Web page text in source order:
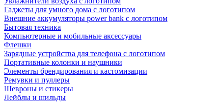
Гаджеты для умного дома с логотипом
Внешние аккумуляторы power bank с логотипом
Бытовая техника
Компьютерные и мобильные аксессуары
Флешки
Зарядные устройства для телефона с логотипом
Портативные колонки и наушники
Элементы брендирования и кастомизации
Ремувки и пуллеры
Шевроны и стикеры
Лейблы и шильды